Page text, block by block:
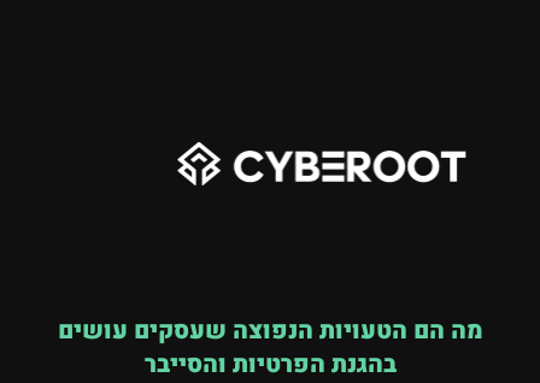
מה הם הטעויות הנפוצה שעסקים עושים
בהגנת הפרטיות והסייבר